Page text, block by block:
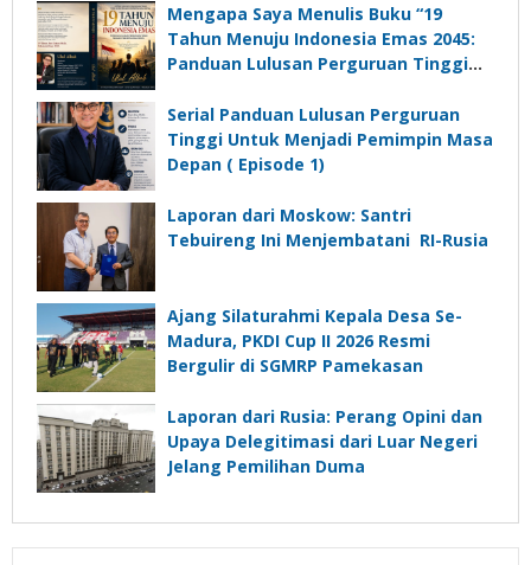
Komunikasi Kades untuk Memajukan
Desa
Mengapa Saya Menulis Buku “19
Tahun Menuju Indonesia Emas 2045:
Panduan Lulusan Perguruan Tinggi
Depan”?
Serial Panduan Lulusan Perguruan
Tinggi Untuk Menjadi Pemimpin Masa
Depan ( Episode 1)
Laporan dari Moskow: Santri
Tebuireng Ini Menjembatani RI-Rusia
Ajang Silaturahmi Kepala Desa Se-
Madura, PKDI Cup II 2026 Resmi
Bergulir di SGMRP Pamekasan
Laporan dari Rusia: Perang Opini dan
Upaya Delegitimasi dari Luar Negeri
Jelang Pemilihan Duma